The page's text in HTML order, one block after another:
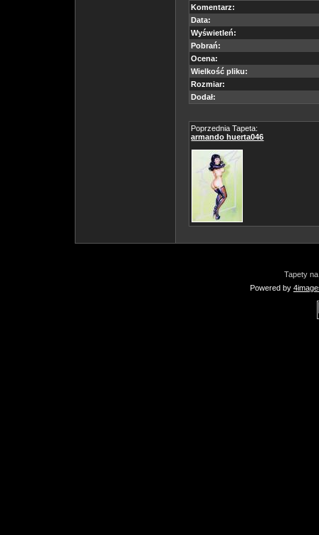
Komentarz:
Data:
Wyświetleń:
Pobrań:
Ocena:
Wielkość pliku:
Rozmiar:
Dodał:
Poprzednia Tapeta:
armando huerta046
Tapety
Powered by